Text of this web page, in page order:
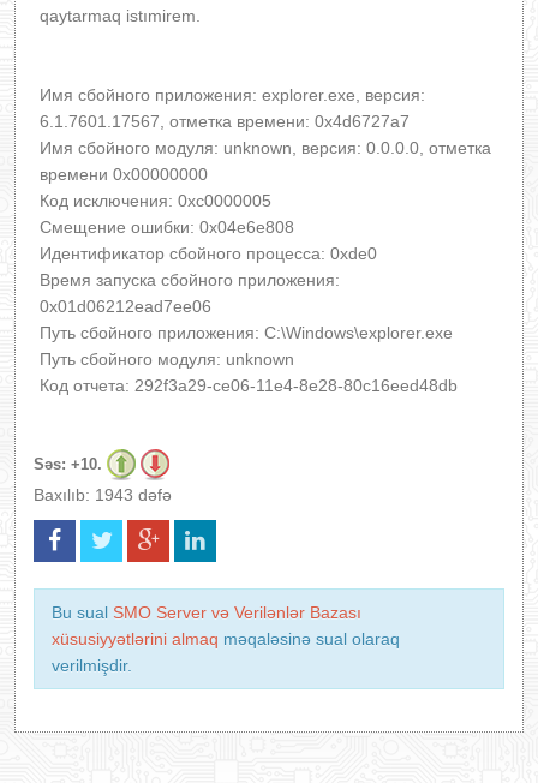
qaytarmaq istımirem.
Имя сбойного приложения: explorer.exe, версия:
6.1.7601.17567, отметка времени: 0x4d6727a7
Имя сбойного модуля: unknown, версия: 0.0.0.0, отметка
времени 0x00000000
Код исключения: 0xc0000005
Смещение ошибки: 0x04e6e808
Идентификатор сбойного процесса: 0xde0
Время запуска сбойного приложения:
0x01d06212ead7ee06
Путь сбойного приложения: C:\Windows\explorer.exe
Путь сбойного модуля: unknown
Код отчета: 292f3a29-ce06-11e4-8e28-80c16eed48db
Səs: +10.
Baxılıb: 1943 dəfə
Bu sual SMO Server və Verilənlər Bazası
xüsusiyyətlərini almaq məqaləsinə sual olaraq
verilmişdir.